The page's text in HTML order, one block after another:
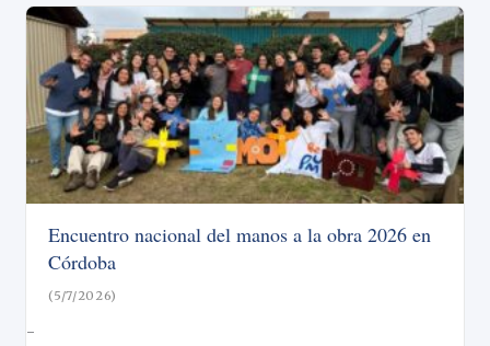
Encuentro nacional del manos a la obra 2026 en
Córdoba
(5/7/2026)
-